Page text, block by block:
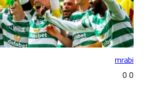
mrabi
0